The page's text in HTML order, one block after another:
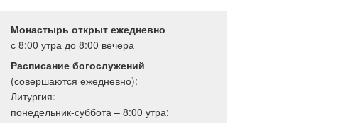
Монастырь открыт ежедневно
с 8:00 утра до 8:00 вечера
Расписание богослужений
(совершаются ежедневно):
Литургия:
понедельник-суббота – 8:00 утра;